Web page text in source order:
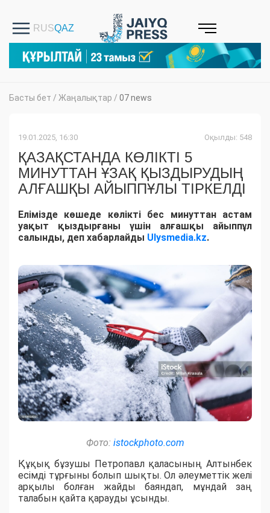
Басты бет / Жаңалықтар / 07 news
19.01.2025, 16:30 Оқылды: 548
ҚАЗАҚСТАНДА КӨЛІКТІ 5
МИНУТТАН ҰЗАҚ ҚЫЗДЫРУДЫҢ
АЛҒАШҚЫ АЙЫППҰЛЫ ТІРКЕЛДІ
Елімізде көшеде көлікті бес минуттан астам
уақыт қыздырғаны үшін алғашқы айыппұл
салынды, деп хабарлайды Ulysmedia.kz.
Фото: istockphoto.com
Құқық бұзушы Петропавл қаласының Алтынбек
есімді тұрғыны болып шықты. Ол әлеуметтік желі
арқылы болған жайды баяндап, мұндай заң
талабын қайта қарауды ұсынды.